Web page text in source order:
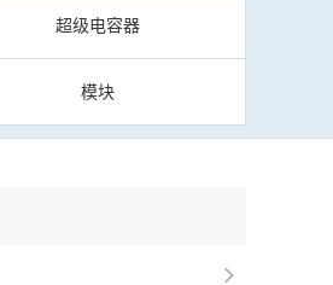
超级电容器
模块